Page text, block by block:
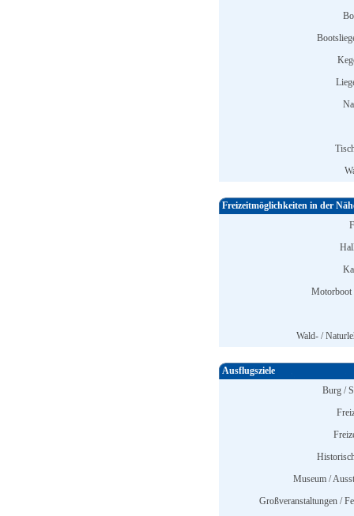
Freizeitmöglichkeiten in der
Motorboot
Wald- /
Ausflugsziele
Burg /
Museum /
Großveranstaltungen /